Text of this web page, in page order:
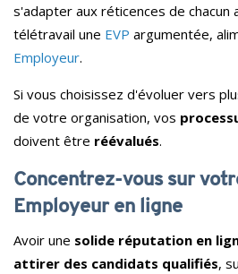
s'adapter aux réticences de chacun
télétravail une EVP argumentée,
Employeur.
Si vous choisissez d'évoluer vers
de votre organisation, vos
doivent être réévalués.
Concentrez-vous sur
Employeur en ligne
Avoir une solide réputation en
attirer des candidats qualifiés,